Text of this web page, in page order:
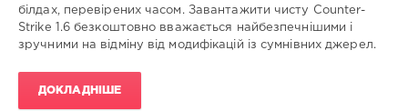
білдах, перевірених часом. Завантажити чисту Counter-
Strike 1.6 безкоштовно вважається найбезпечнішими і
зручними на відміну від модифікацій із сумнівних джерел.
ДОКЛАДНІШЕ